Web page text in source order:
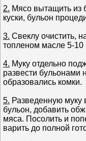
2. Мясо вытащить из
куски, бульон
3. Свеклу очистить,
топленом масле 5-10
4. Муку отдельно
развести
образовались комки.
5. Разведенную муку
бульон, добавить
мяса. Посолить и
варить до полной